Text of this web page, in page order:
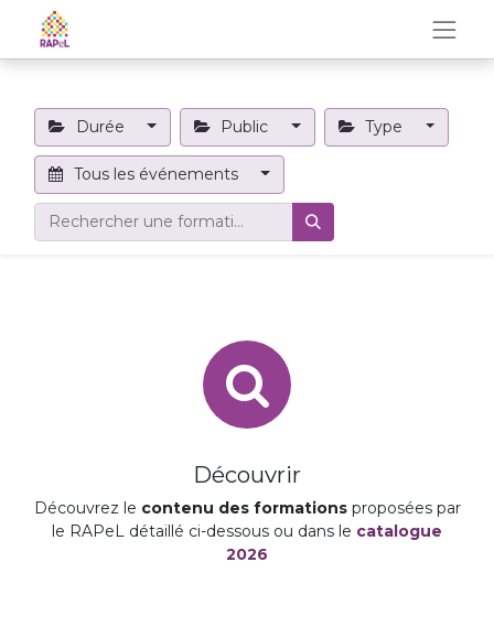
Durée Public Type
Tous les événements
Découvrir
Découvrez le contenu des formationsproposées par
le RAPeL détaillé ci-dessous ou dans le catalogue
2026